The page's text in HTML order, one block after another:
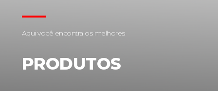
Aqui você encontra os melhores
PRODUTOS